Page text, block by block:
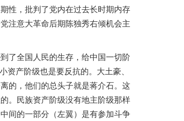
性，批判了党内在过去长时期内存
注意大革命后期陈独秀右倾机会主
了全国人民的生存，给中国一切阶
资产阶级也是要反抗的。大土豪、
的，他们的总头子就是蒋介石。这
。民族资产阶级没有地主阶级那样
间的一部分（左翼）是有参加斗争